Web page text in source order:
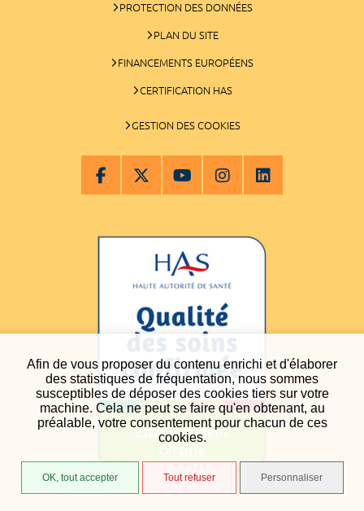
Afin de vous proposer du contenu enrichi et d'élaborer
des statistiques de fréquentation, nous sommes
susceptibles de déposer des cookies tiers sur votre
machine. Cela ne peut se faire qu'en obtenant, au
préalable, votre consentement pour chacun de ces
cookies.
OK, tout accepter Tout refuser Personnaliser
PROTECTION DES DONNÉES
PLAN DU SITE
FINANCEMENTS EUROPÉENS
CERTIFICATION HAS
GESTION DES COOKIES